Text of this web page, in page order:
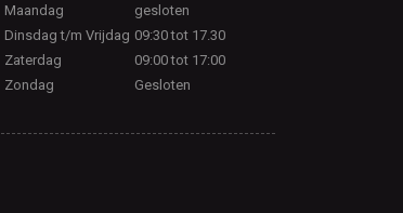
Maandag
gesloten
Dinsdag t/m Vrijdag 09:30 tot 17.30
Zaterdag
09:00 tot 17:00
Zondag
Gesloten